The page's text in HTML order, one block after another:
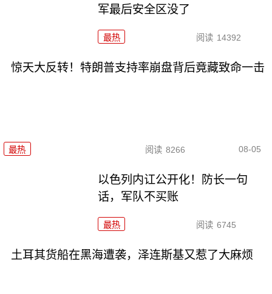
军最后安全区没了
最热 阅读 14392
惊天大反转！特朗普支持率崩盘背后竟藏致命一击
最热 阅读 8266 08-05
以色列内讧公开化！防长一句
话，军队不买账
最热 阅读 6745
土耳其货船在黑海遭袭，泽连斯基又惹了大麻烦